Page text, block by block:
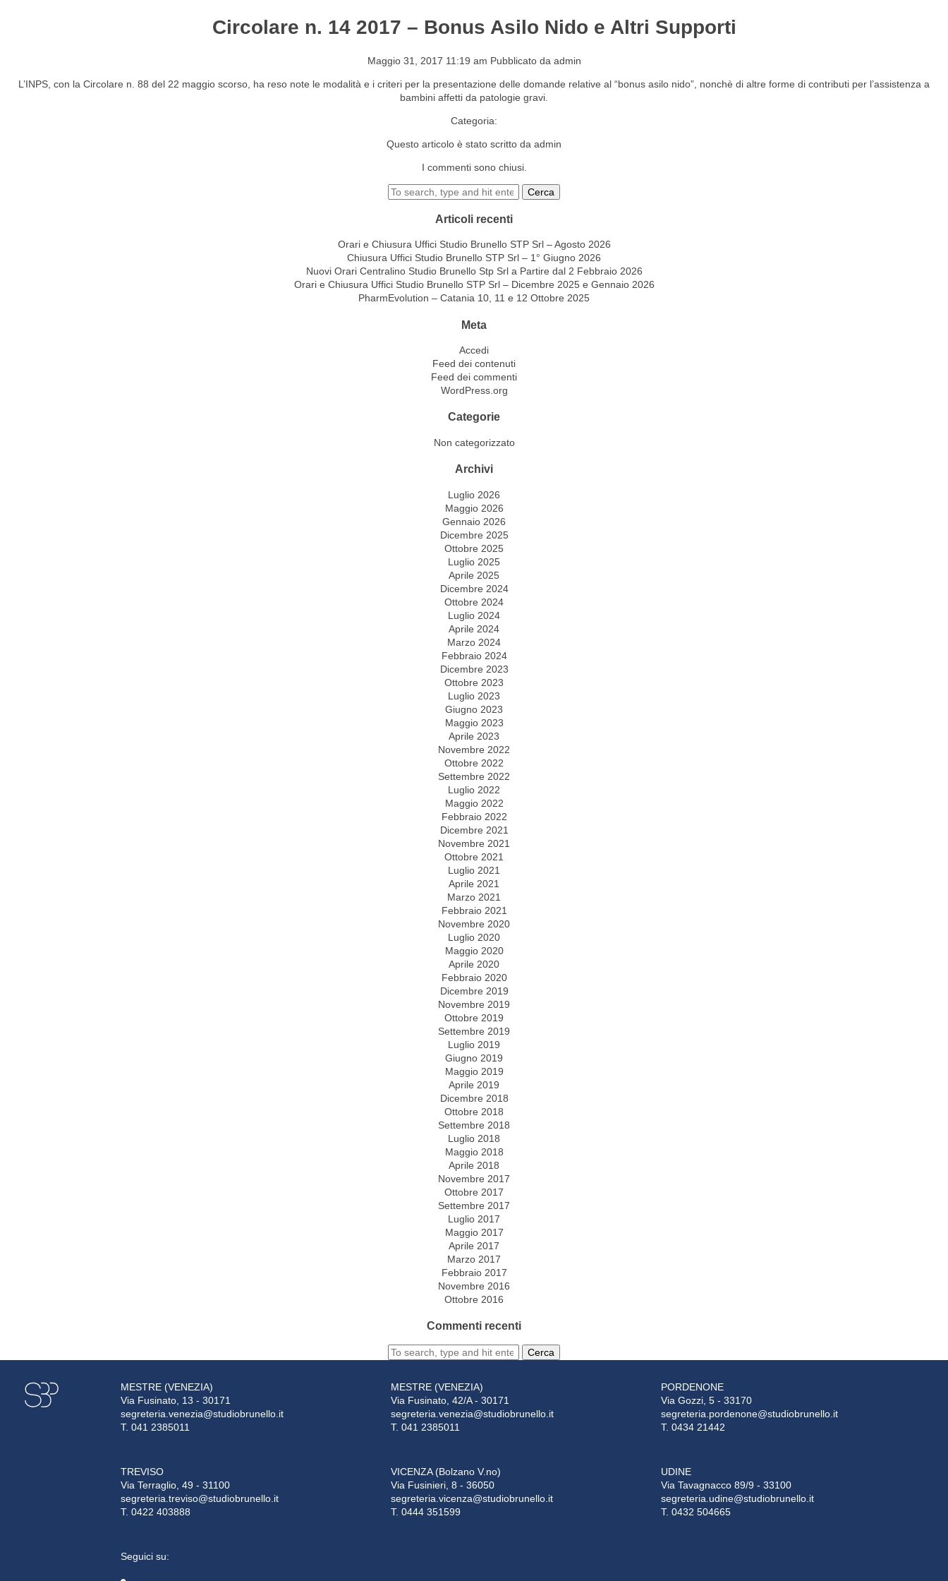
Circolare n. 14 2017 – Bonus Asilo Nido e Altri Supporti
Maggio 31, 2017 11:19 am Pubblicato da admin
L’INPS, con la Circolare n. 88 del 22 maggio scorso, ha reso note le modalità e i criteri per la presentazione delle domande relative al “bonus asilo nido”, nonchè di altre forme di contributi per l’assistenza a
bambini affetti da patologie gravi.
Categoria:
Questo articolo è stato scritto da admin
I commenti sono chiusi.
Cerca
Articoli recenti
Orari e Chiusura Uffici Studio Brunello STP Srl – Agosto 2026
Chiusura Uffici Studio Brunello STP Srl – 1° Giugno 2026
Nuovi Orari Centralino Studio Brunello Stp Srl a Partire dal 2 Febbraio 2026
Orari e Chiusura Uffici Studio Brunello STP Srl – Dicembre 2025 e Gennaio 2026
PharmEvolution – Catania 10, 11 e 12 Ottobre 2025
Meta
Accedi
Feed dei contenuti
Feed dei commenti
WordPress.org
Categorie
Non categorizzato
Archivi
Luglio 2026
Maggio 2026
Gennaio 2026
Dicembre 2025
Ottobre 2025
Luglio 2025
Aprile 2025
Dicembre 2024
Ottobre 2024
Luglio 2024
Aprile 2024
Marzo 2024
Febbraio 2024
Dicembre 2023
Ottobre 2023
Luglio 2023
Giugno 2023
Maggio 2023
Aprile 2023
Novembre 2022
Ottobre 2022
Settembre 2022
Luglio 2022
Maggio 2022
Febbraio 2022
Dicembre 2021
Novembre 2021
Ottobre 2021
Luglio 2021
Aprile 2021
Marzo 2021
Febbraio 2021
Novembre 2020
Luglio 2020
Maggio 2020
Aprile 2020
Febbraio 2020
Dicembre 2019
Novembre 2019
Ottobre 2019
Settembre 2019
Luglio 2019
Giugno 2019
Maggio 2019
Aprile 2019
Dicembre 2018
Ottobre 2018
Settembre 2018
Luglio 2018
Maggio 2018
Aprile 2018
Novembre 2017
Ottobre 2017
Settembre 2017
Luglio 2017
Maggio 2017
Aprile 2017
Marzo 2017
Febbraio 2017
Novembre 2016
Ottobre 2016
Commenti recenti
Cerca
MESTRE (VENEZIA)
Via Fusinato, 13 - 30171
segreteria.venezia@studiobrunello.it
T. 041 2385011
MESTRE (VENEZIA)
Via Fusinato, 42/A - 30171
segreteria.venezia@studiobrunello.it
T. 041 2385011
PORDENONE
Via Gozzi, 5 - 33170
segreteria.pordenone@studiobrunello.it
T. 0434 21442
TREVISO
Via Terraglio, 49 - 31100
segreteria.treviso@studiobrunello.it
T. 0422 403888
VICENZA (Bolzano V.no)
Via Fusinieri, 8 - 36050
segreteria.vicenza@studiobrunello.it
T. 0444 351599
UDINE
Via Tavagnacco 89/9 - 33100
segreteria.udine@studiobrunello.it
T. 0432 504665
Seguici su: